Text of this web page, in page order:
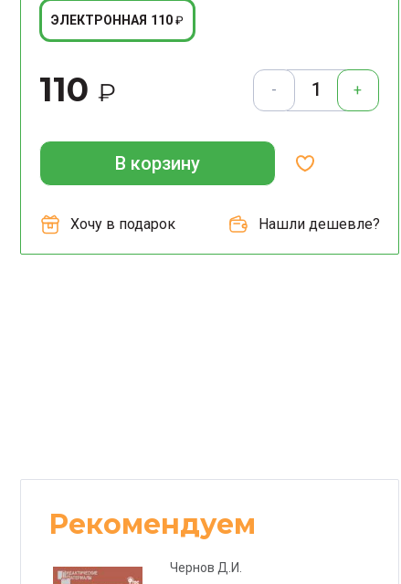
ЭЛЕКТРОННАЯ 110 ₽
110 ₽ - +
В корзину
Хочу в подарок Нашли дешевле?
Рекомендуем
Чернов Д.И.